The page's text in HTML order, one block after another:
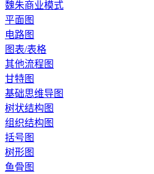
魏朱商业模式
平面图
电路图
图表/表格
其他流程图
甘特图
基础思维导图
树状结构图
组织结构图
括号图
树形图
鱼骨图